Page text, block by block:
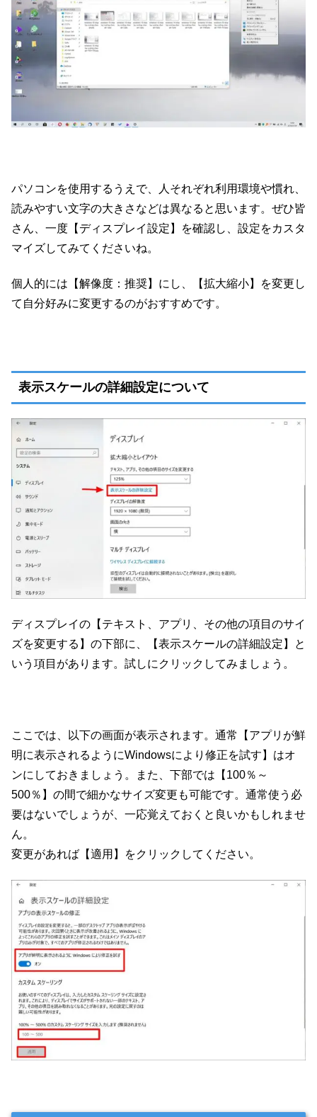
パソコンを使用するうえで、人それぞれ利用環境や慣れ、
読みやすい文字の大きさなどは異なると思います。ぜひ皆
さん、一度【ディスプレイ設定】を確認し、設定をカスタ
マイズしてみてくださいね。
個人的には【解像度：推奨】にし、【拡大縮小】を変更し
て自分好みに変更するのがおすすめです。
表示スケールの詳細設定について
ディスプレイの【テキスト、アプリ、その他の項目のサイ
ズを変更する】の下部に、【表示スケールの詳細設定】と
いう項目があります。試しにクリックしてみましょう。
ここでは、以下の画面が表示されます。通常【アプリが鮮
明に表示されるようにWindowsにより修正を試す】はオ
ンにしておきましょう。また、下部では【100％～
500％】の間で細かなサイズ変更も可能です。通常使う必
要はないでしょうが、一応覚えておくと良いかもしれませ
ん。
変更があれば【適用】をクリックしてください。